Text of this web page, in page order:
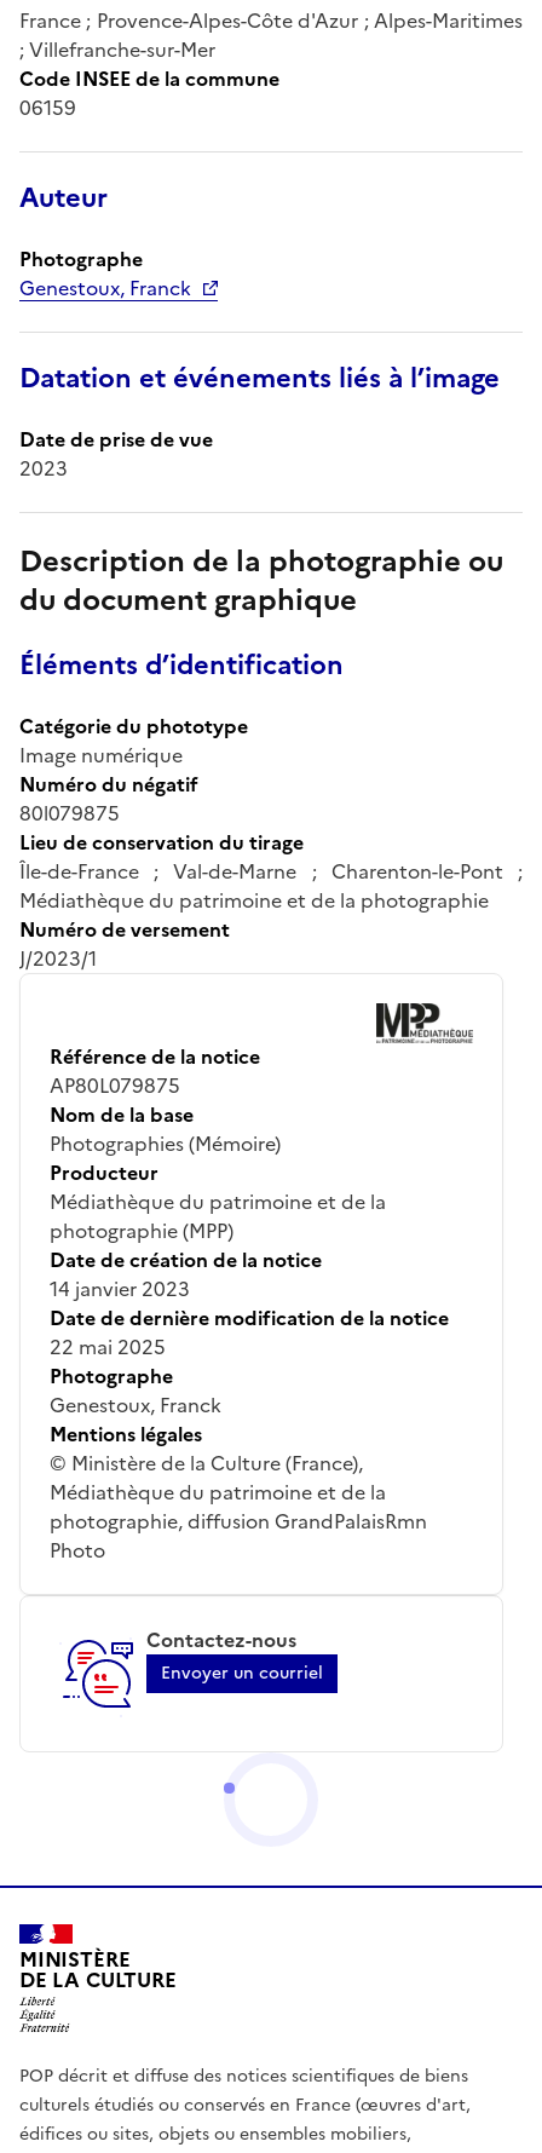
France ; Provence-Alpes-Côte d'Azur ; Alpes-Maritimes
; Villefranche-sur-Mer
Code INSEE de la commune
06159
Auteur
Photographe
Genestoux, Franck
Datation et événements liés à l’image
Date de prise de vue
2023
Description de la photographie ou
du document graphique
Éléments d’identification
Catégorie du phototype
Image numérique
Numéro du négatif
80l079875
Lieu de conservation du tirage
Île-de-France ; Val-de-Marne ; Charenton-le-Pont ;
Médiathèque du patrimoine et de la photographie
Numéro de versement
J/2023/1
Référence de la notice
AP80L079875
Nom de la base
Photographies (Mémoire)
Producteur
Médiathèque du patrimoine et de la
photographie (MPP)
Date de création de la notice
14 janvier 2023
Date de dernière modification de la notice
22 mai 2025
Photographe
Genestoux, Franck
Mentions légales
© Ministère de la Culture (France),
Médiathèque du patrimoine et de la
photographie, diffusion GrandPalaisRmn
Photo
Contactez-nous
Envoyer un courriel
MINISTÈRE
DE LA CULTURE
POP décrit et diffuse des notices scientifiques de biens
culturels étudiés ou conservés en France (œuvres d'art,
édifices ou sites, objets ou ensembles mobiliers,